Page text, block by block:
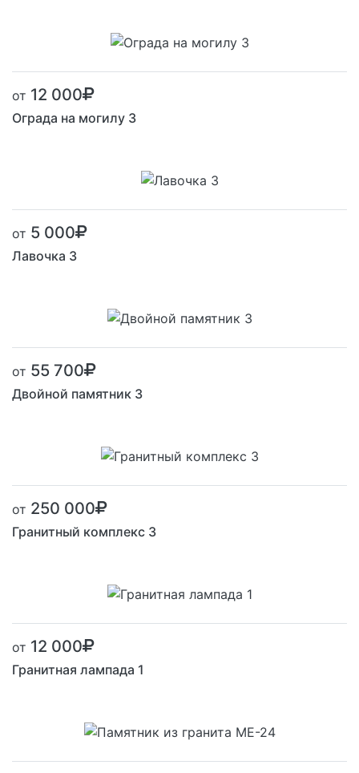
от 12 000
Ограда на могилу 3
от 5 000
Лавочка 3
от 55 700
Двойной памятник 3
от 250 000
Гранитный комплекс 3
от 12 000
Гранитная лампада 1